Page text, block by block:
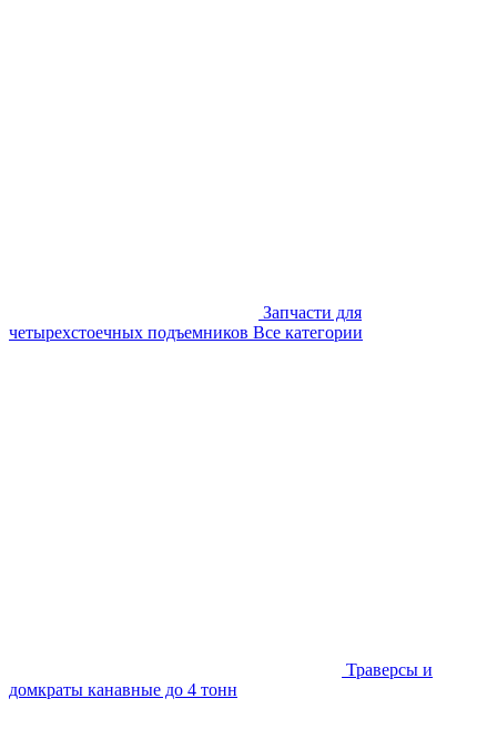
Запчасти для
четырехстоечных подъемников Все категории
Траверсы и
домкраты канавные до 4 тонн